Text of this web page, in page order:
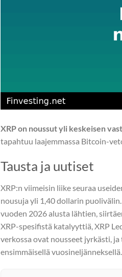
XRP on noussut yli keskeisen
tapahtuu laajemmassa Bitcoin-
Tausta ja uutiset
XRP:n viimeisin liike seuraa
nousuja yli 1,40 dollarin
vuoden 2026 alusta lähtien,
XRP-spesifistä katalyyttiä, XRP
verkossa ovat nousseet jyrkästi,
ensimmäisellä vuosineljänneksellä.